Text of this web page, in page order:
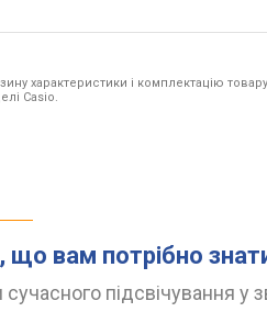
характеристики і комплектацію товару
Casio.
що вам потрібно
підсвічування у